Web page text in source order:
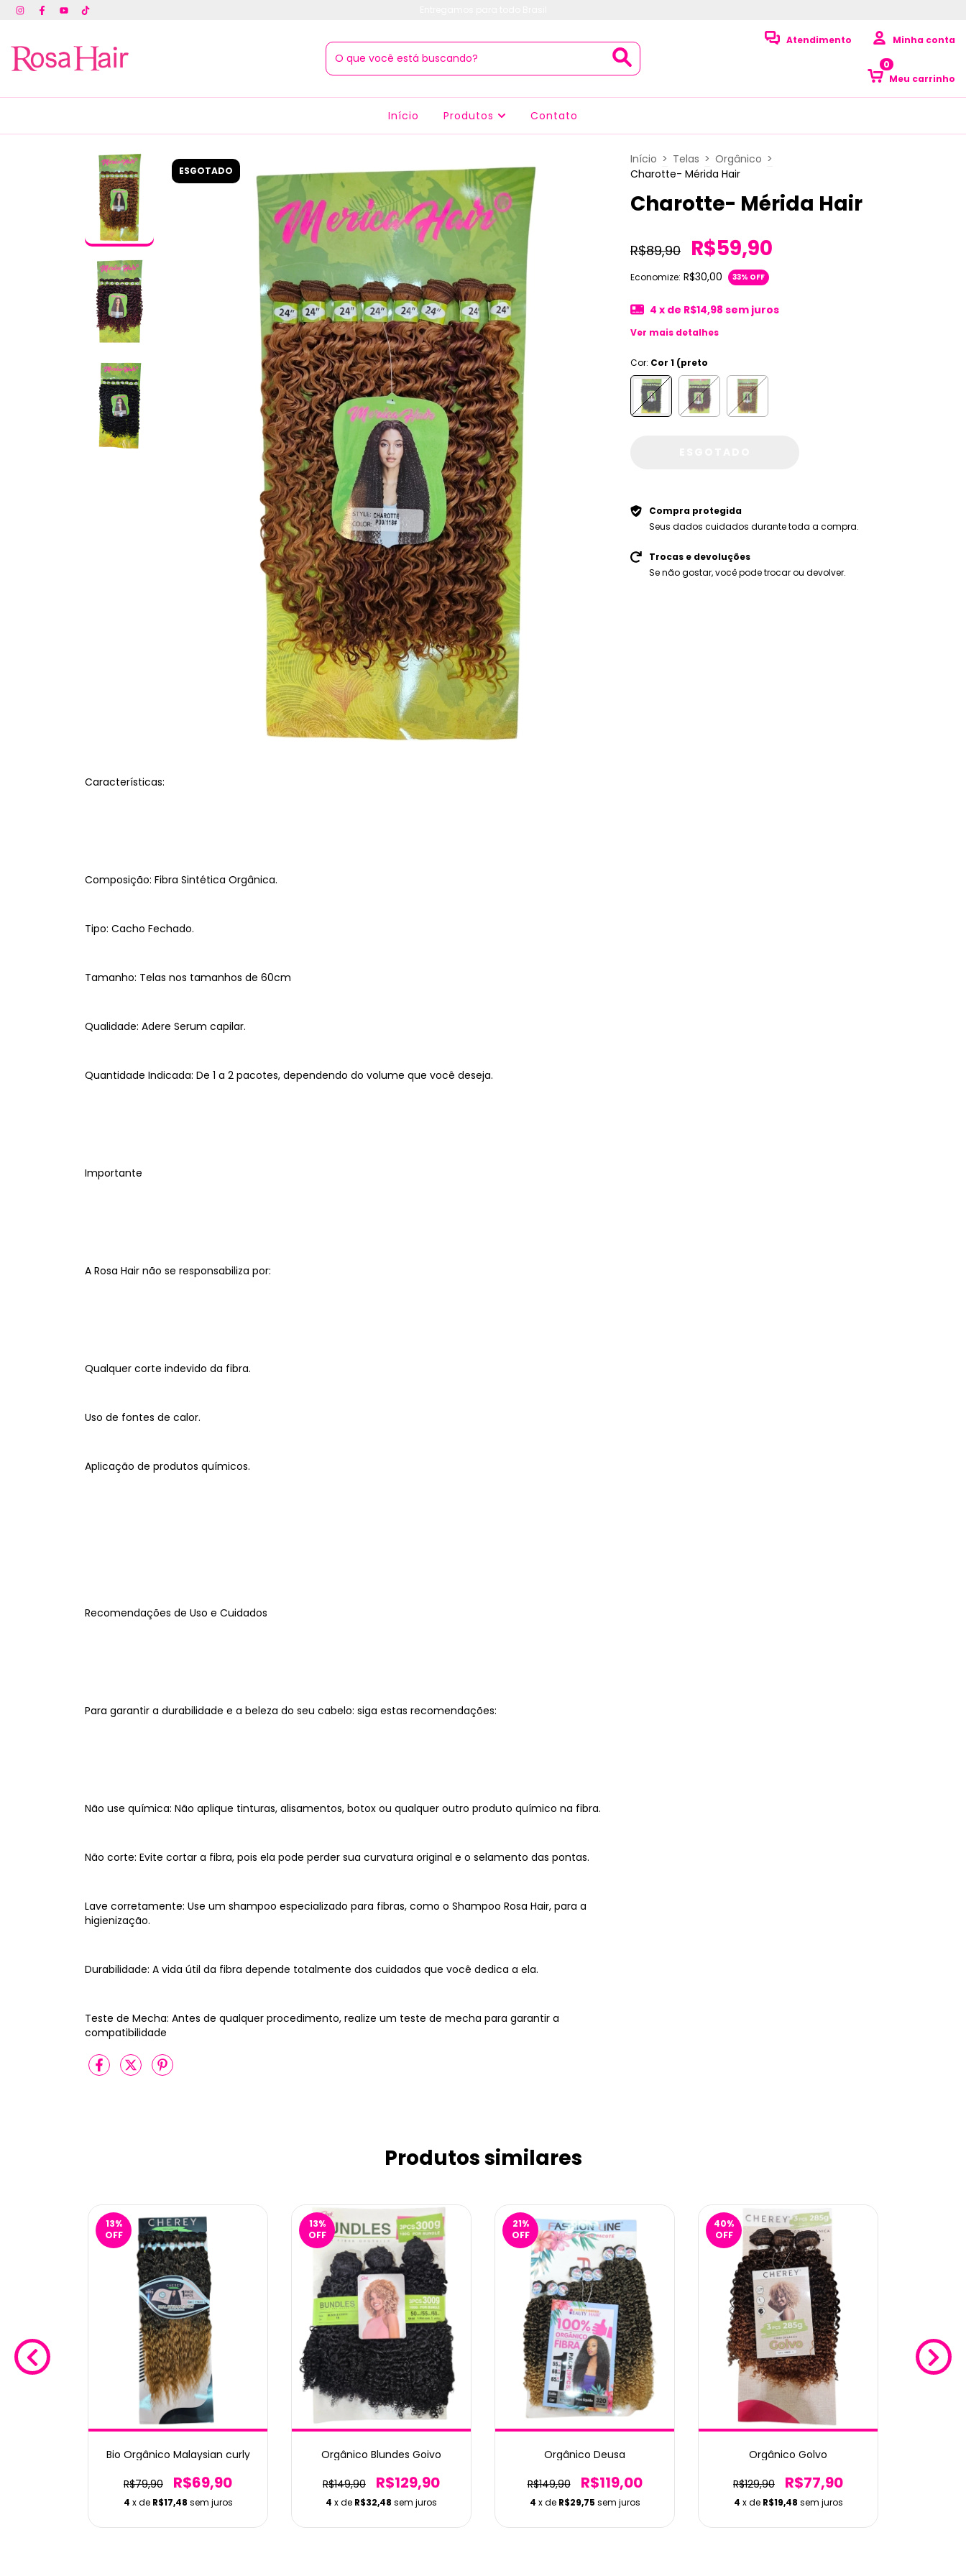
Atendimento Minha conta
Meu carrinho
0
Início Produtos Contato
ESGOTADO
Características:
Composição: Fibra Sintética Orgânica.
Tipo: Cacho Fechado.
Tamanho: Telas nos tamanhos de 60cm
Qualidade: Adere Serum capilar.
Quantidade Indicada: De 1 a 2 pacotes, dependendo do volume que você deseja.
Importante
A Rosa Hair não se responsabiliza por:
Qualquer corte indevido da fibra.
Uso de fontes de calor.
Aplicação de produtos químicos.
Recomendações de Uso e Cuidados
Para garantir a durabilidade e a beleza do seu cabelo: siga estas recomendações:
Não use química: Não aplique tinturas, alisamentos, botox ou qualquer outro produto químico na fibra.
Não corte: Evite cortar a fibra, pois ela pode perder sua curvatura original e o selamento das pontas.
Lave corretamente: Use um shampoo especializado para fibras, como o Shampoo Rosa Hair, para a
higienização.
Durabilidade: A vida útil da fibra depende totalmente dos cuidados que você dedica a ela.
Teste de Mecha: Antes de qualquer procedimento, realize um teste de mecha para garantir a
compatibilidade
Início > Telas > Orgânico >
Charotte- Mérida Hair
Charotte- Mérida Hair
R$89,90 R$59,90
Economize: R$30,00 33% OFF
4 x de R$14,98 sem juros
Ver mais detalhes
Cor: Cor 1 (preto
Compra protegida
Seus dados cuidados durante toda a compra.
Trocas e devoluções
Se não gostar, você pode trocar ou devolver.
Produtos similares
13%
OFF
Bio Orgânico Malaysian curly
R$79,90 R$69,90
4 x de R$17,48 sem juros
13%
OFF
Orgânico Blundes Goivo
R$149,90 R$129,90
4 x de R$32,48 sem juros
21%
OFF
Orgânico Deusa
R$149,90 R$119,00
4 x de R$29,75 sem juros
40%
OFF
Orgânico Golvo
R$129,90 R$77,90
4 x de R$19,48 sem juros